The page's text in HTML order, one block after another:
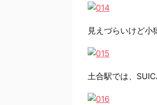
見えづらいけど小
土合駅では、